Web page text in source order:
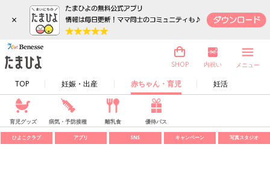
×
TOP 妊娠・出産 赤ちゃん・育児 妊活
SHOP 内祝い メニュー
育児グッズ 病気・予防接種 離乳食 優待パス
ひよこクラブ アプリ SNS キャンペーン 写真スタジオ